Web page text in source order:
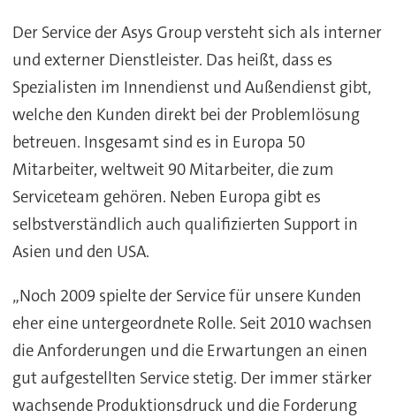
Der Service der Asys Group versteht sich als interner
und externer Dienstleister. Das heißt, dass es
Spezialisten im Innendienst und Außendienst gibt,
welche den Kunden direkt bei der Problemlösung
betreuen. Insgesamt sind es in Europa 50
Mitarbeiter, weltweit 90 Mitarbeiter, die zum
Serviceteam gehören. Neben Europa gibt es
selbstverständlich auch qualifizierten Support in
Asien und den USA.
„Noch 2009 spielte der Service für unsere Kunden
eher eine untergeordnete Rolle. Seit 2010 wachsen
die Anforderungen und die Erwartungen an einen
gut aufgestellten Service stetig. Der immer stärker
wachsende Produktionsdruck und die Forderung